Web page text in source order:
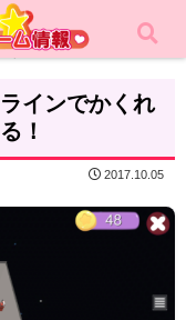
ゲーム
インでかくれ
！
2017.10.05